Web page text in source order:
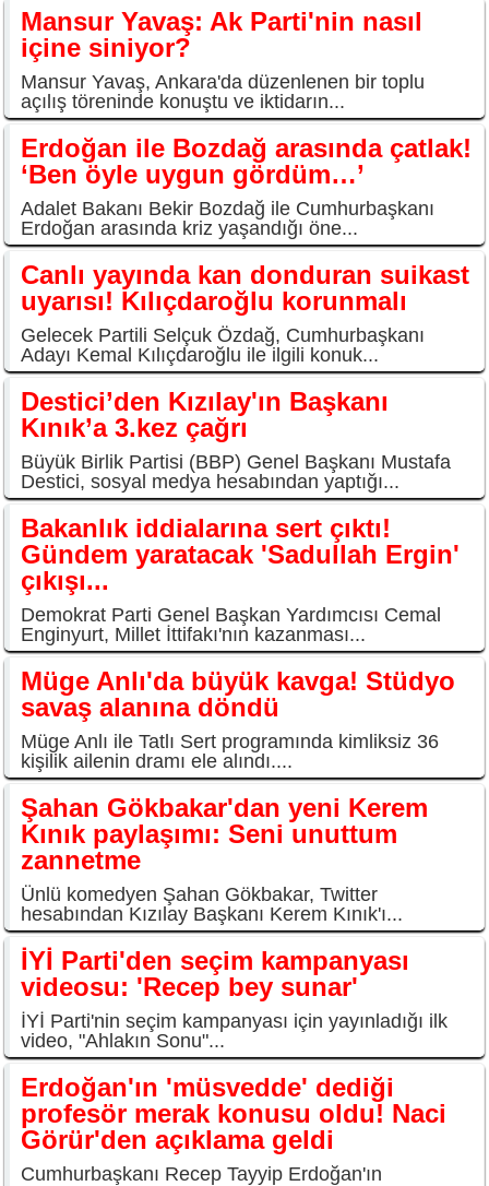
Mansur Yavaş: Ak Parti'nin nasıl
içine siniyor?
Mansur Yavaş, Ankara'da düzenlenen bir toplu
açılış töreninde konuştu ve iktidarın...
Erdoğan ile Bozdağ arasında çatlak!
‘Ben öyle uygun gördüm…’
Adalet Bakanı Bekir Bozdağ ile Cumhurbaşkanı
Erdoğan arasında kriz yaşandığı öne...
Canlı yayında kan donduran suikast
uyarısı! Kılıçdaroğlu korunmalı
Gelecek Partili Selçuk Özdağ, Cumhurbaşkanı
Adayı Kemal Kılıçdaroğlu ile ilgili konuk...
Destici’den Kızılay'ın Başkanı
Kınık’a 3.kez çağrı
Büyük Birlik Partisi (BBP) Genel Başkanı Mustafa
Destici, sosyal medya hesabından yaptığı...
Bakanlık iddialarına sert çıktı!
Gündem yaratacak 'Sadullah Ergin'
çıkışı...
Demokrat Parti Genel Başkan Yardımcısı Cemal
Enginyurt, Millet İttifakı'nın kazanması...
Müge Anlı'da büyük kavga! Stüdyo
savaş alanına döndü
Müge Anlı ile Tatlı Sert programında kimliksiz 36
kişilik ailenin dramı ele alındı....
Şahan Gökbakar'dan yeni Kerem
Kınık paylaşımı: Seni unuttum
zannetme
Ünlü komedyen Şahan Gökbakar, Twitter
hesabından Kızılay Başkanı Kerem Kınık'ı...
İYİ Parti'den seçim kampanyası
videosu: 'Recep bey sunar'
İYİ Parti'nin seçim kampanyası için yayınladığı ilk
video, "Ahlakın Sonu"...
Erdoğan'ın 'müsvedde' dediği
profesör merak konusu oldu! Naci
Görür'den açıklama geldi
Cumhurbaşkanı Recep Tayyip Erdoğan'ın